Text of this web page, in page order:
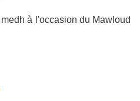
à l'occasion du Mawloud